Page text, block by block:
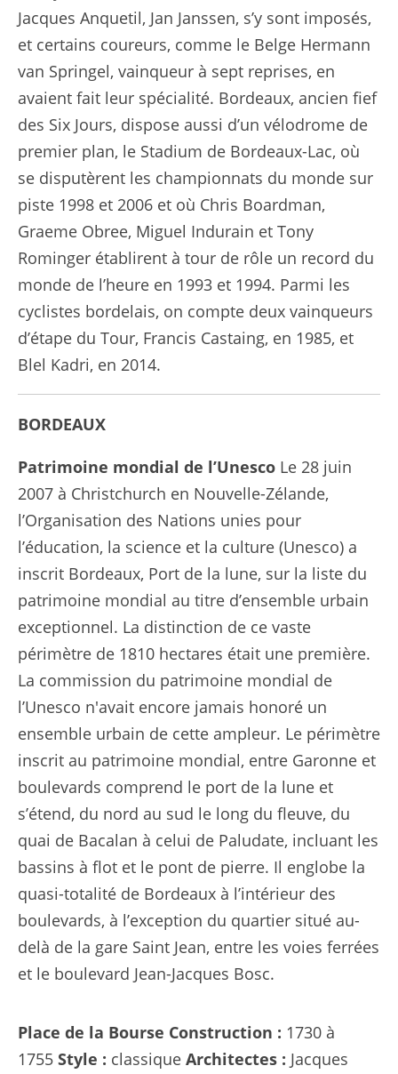
Jacques Anquetil, Jan Janssen, s’y sont imposés,
et certains coureurs, comme le Belge Hermann
van Springel, vainqueur à sept reprises, en
avaient fait leur spécialité. Bordeaux, ancien fief
des Six Jours, dispose aussi d’un vélodrome de
premier plan, le Stadium de Bordeaux-Lac, où
se disputèrent les championnats du monde sur
piste 1998 et 2006 et où Chris Boardman,
Graeme Obree, Miguel Indurain et Tony
Rominger établirent à tour de rôle un record du
monde de l’heure en 1993 et 1994. Parmi les
cyclistes bordelais, on compte deux vainqueurs
d’étape du Tour, Francis Castaing, en 1985, et
Blel Kadri, en 2014.
BORDEAUX
Patrimoine mondial de l’Unesco Le 28 juin
2007 à Christchurch en Nouvelle-Zélande,
l’Organisation des Nations unies pour
l’éducation, la science et la culture (Unesco) a
inscrit Bordeaux, Port de la lune, sur la liste du
patrimoine mondial au titre d’ensemble urbain
exceptionnel. La distinction de ce vaste
périmètre de 1810 hectares était une première.
La commission du patrimoine mondial de
l’Unesco n'avait encore jamais honoré un
ensemble urbain de cette ampleur. Le périmètre
inscrit au patrimoine mondial, entre Garonne et
boulevards comprend le port de la lune et
s’étend, du nord au sud le long du fleuve, du
quai de Bacalan à celui de Paludate, incluant les
bassins à flot et le pont de pierre. Il englobe la
quasi-totalité de Bordeaux à l’intérieur des
boulevards, à l’exception du quartier situé au-
delà de la gare Saint Jean, entre les voies ferrées
et le boulevard Jean-Jacques Bosc.
Place de la Bourse Construction : 1730 à
1755 Style : classique Architectes : Jacques